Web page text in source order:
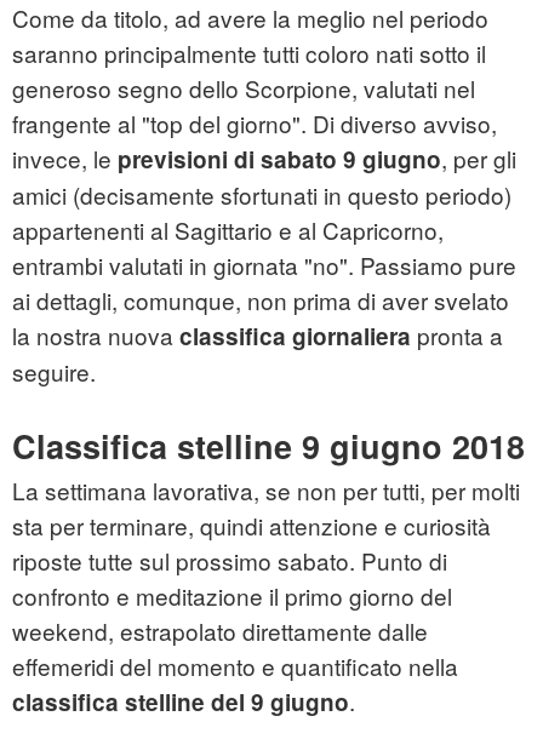
Come da titolo, ad avere la meglio nel periodo
saranno principalmente tutti coloro nati sotto il
generoso segno dello Scorpione, valutati nel
frangente al "top del giorno". Di diverso avviso,
invece, le previsioni di sabato 9 giugno, per gli
amici (decisamente sfortunati in questo periodo)
appartenenti al Sagittario e al Capricorno,
entrambi valutati in giornata "no". Passiamo pure
ai dettagli, comunque, non prima di aver svelato
la nostra nuova classifica giornaliera pronta a
seguire.
Classifica stelline 9 giugno 2018
La settimana lavorativa, se non per tutti, per molti
sta per terminare, quindi attenzione e curiosità
riposte tutte sul prossimo sabato. Punto di
confronto e meditazione il primo giorno del
weekend, estrapolato direttamente dalle
effemeridi del momento e quantificato nella
classifica stelline del 9 giugno.